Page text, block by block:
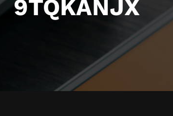
9TQKANJX